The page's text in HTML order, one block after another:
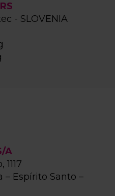
- SLOVENIA
A
– Espírito Santo –